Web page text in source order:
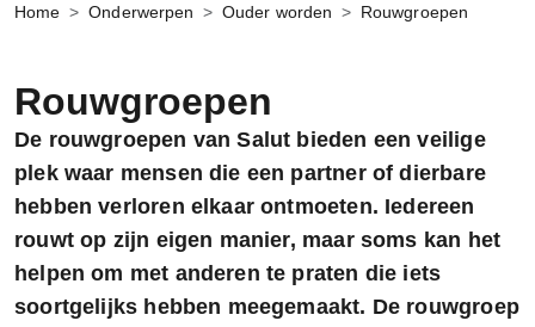
Home Onderwerpen Ouder worden Rouwgroepen
Rouwgroepen
De rouwgroepen van Salut bieden een veilige
plek waar mensen die een partner of dierbare
hebben verloren elkaar ontmoeten. Iedereen
rouwt op zijn eigen manier, maar soms kan het
helpen om met anderen te praten die iets
soortgelijks hebben meegemaakt. De rouwgroep